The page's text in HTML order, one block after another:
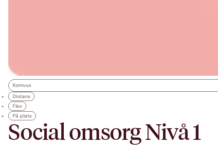
Komvux
Distans
Flex
På plats
Social omsorg Nivå 1